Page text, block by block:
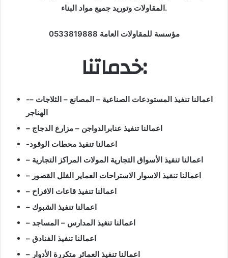
المقاولات وتوريد جميع مواد البناء.
مؤسسة للمقاولات العامة 0533819888
خدماتنا:
-اعمالنا تنفيذ المستودعات الصناعية – المصانع – الثلاجات –
الهناجر
– اعمالنا تنفيذ عنابرالدواجن – مزارع الدجاج
-اعمالنا تنفيذ محطات الوقود
– اعمالنا تنفيذ الأسواق التجارية المولات المراكز التجارية
– اعمالنا تنفيذ الاسوار الاستراحات العماير الفلل القصور
– اعمالنا تنفيذ قاعات الافراح
– اعمالنا تنفيذ الشبوك
– اعمالنا تنغيذ المدارس – المساجد
– اعمالنا تنفيذ الفنادق
– اعمالنا تنفيذ العمائر متكررة الأدوار